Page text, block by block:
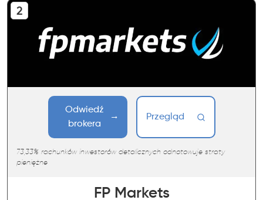
Odwiedź
brokera
Przegląd
73,33% rachunków inwestorów detalicznych odnotowuje straty
pieniężne
FP Markets